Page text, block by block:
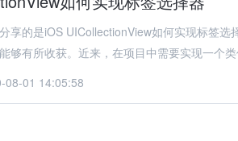
享的是iOS UICollectionView如何实现标签
够有所收获。近来，在项目中需要实现一个
08-01 14:05:58